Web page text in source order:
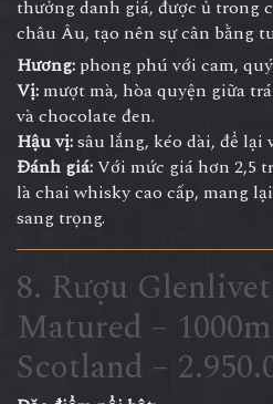
thưởng danh giá, được ủ trong
châu Âu, tạo nên sự cân bằng
Hương: phong phú với cam,
Vị: mượt mà, hòa quyện giữa
và chocolate đen.
Hậu vị:sâu lắng, kéo dài, để lại
Đánh giá:Với mức giá hơn 2,5
là chai whisky cao cấp, mang
sang trọng.
8. Rượu
Matured –
Scotland –